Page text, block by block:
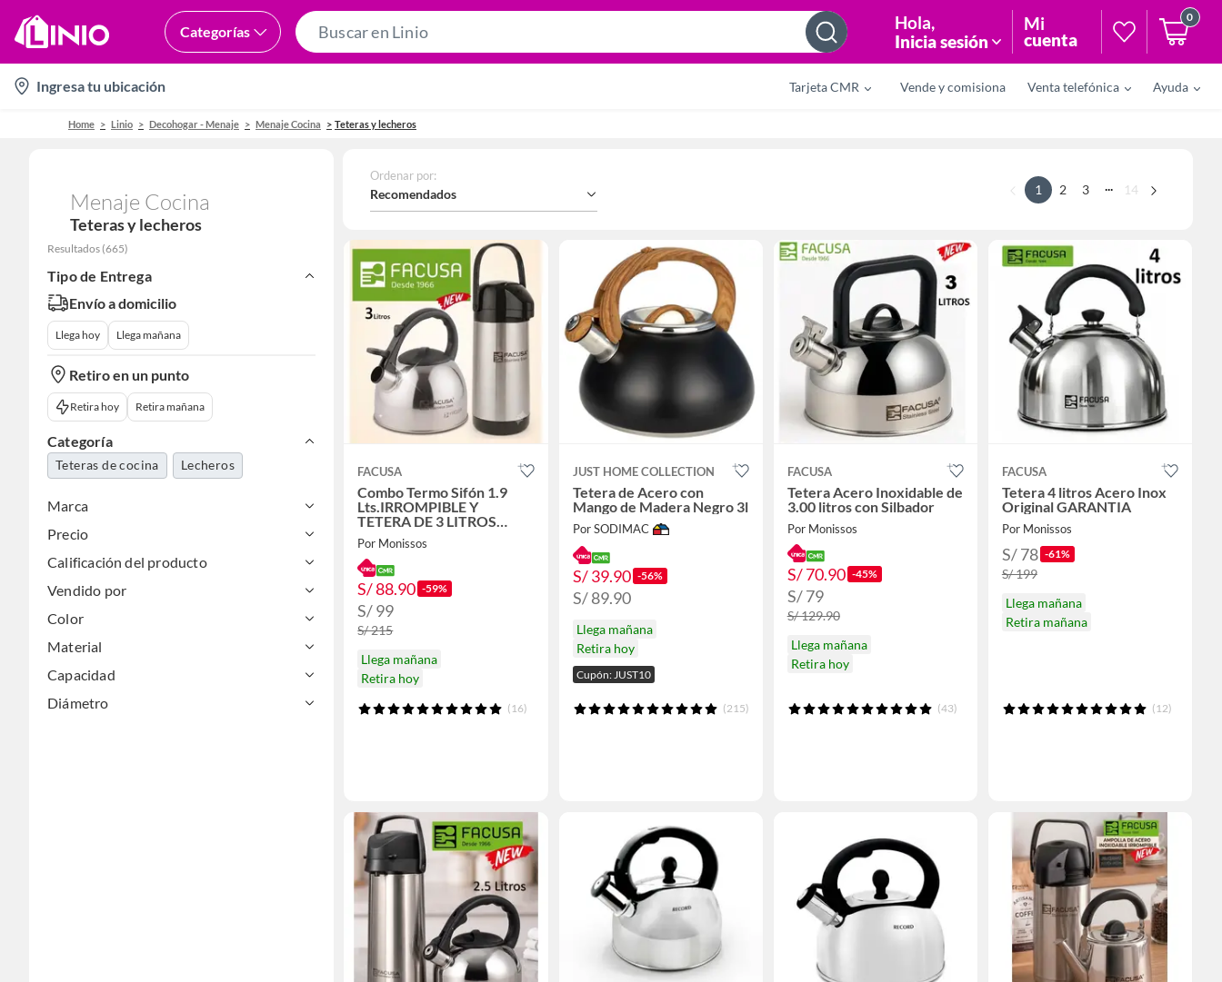
Categorías
Bar
Hola,
Inicia sesión
Mi
cuenta
0
location-
icon
Ingresa tu ubicación Tarjeta CMR Vende y comisiona Venta telefónica Ayuda
Home Linio Decohogar - Menaje Menaje Cocina Teteras y lecheros
Menaje Cocina
Teteras y lecheros
Resultados (665)
Tipo de Entrega
Envío a domicilio
Llega hoy Llega mañana
Retiro en un punto
Retira hoy Retira mañana
Categoría
Teteras de cocina Lecheros
Marca
Precio
Calificación del producto
Vendido por
Color
Material
Capacidad
Diámetro
Ordenar por:
Recomendados 1 2 3 ... 14
FACUSA
Combo Termo Sifón 1.9
Lts.IRROMPIBLE Y
TETERA DE 3 LITROS
ACERO INOX GARANTIA
Por Monissos
S/ 88.90 -59%
S/ 99
S/ 215
Llega mañana
Retira hoy
(16)
JUST HOME COLLECTION
Tetera de Acero con
Mango de Madera Negro 3l
Por SODIMAC
S/ 39.90 -56%
S/ 89.90
Llega mañana
Retira hoy
Cupón: JUST10
(215)
FACUSA
Tetera Acero Inoxidable de
3.00 litros con Silbador
Por Monissos
S/ 70.90 -45%
S/ 79
S/ 129.90
Llega mañana
Retira hoy
(43)
FACUSA
Tetera 4 litros Acero Inox
Original GARANTIA
Por Monissos
S/ 78 -61%
S/ 199
Llega mañana
Retira mañana
(12)